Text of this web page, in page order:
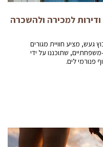
למכירה ולהשכרה
מציע חוויית מגורים
56 קוטג'ים דו-משפחתיים, שתוכננו על ידי
לים.